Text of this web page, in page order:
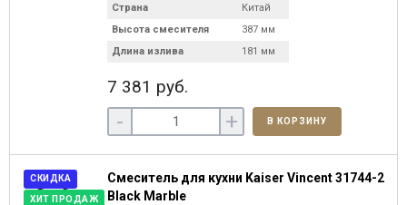
Страна
Китай
Высота смесителя
387 мм
Длина излива
181 мм
7 381 руб.
- + В КОРЗИНУ
СКИДКА
ХИТ ПРОДАЖ
Смеситель для кухни Kaiser Vincent 31744-2
Black Marble